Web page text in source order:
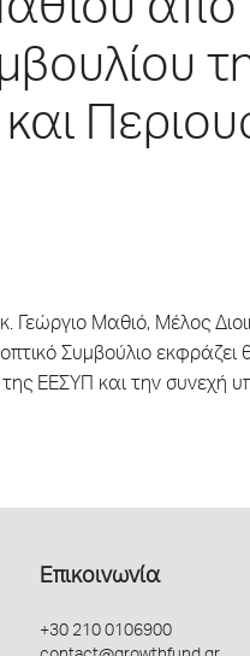
από
Μαθιό, Μέλος
Συμβούλιο
ΕΕΣΥΠ και την συνεχή
Επικοινωνία
+30 210 0106900